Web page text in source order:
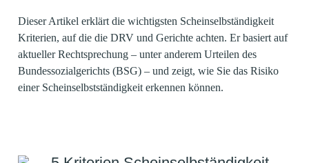
Dieser Artikel erklärt die wichtigsten Scheinselbständigkeit
Kriterien, auf die die DRV und Gerichte achten. Er basiert auf
aktueller Rechtsprechung – unter anderem Urteilen des
Bundessozialgerichts (BSG) – und zeigt, wie Sie das Risiko
einer Scheinselbstständigkeit erkennen können.